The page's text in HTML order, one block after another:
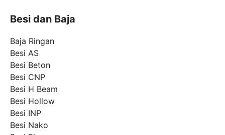
Besi dan Baja
Baja Ringan
Besi AS
Besi Beton
Besi CNP
Besi H Beam
Besi Hollow
Besi INP
Besi Nako